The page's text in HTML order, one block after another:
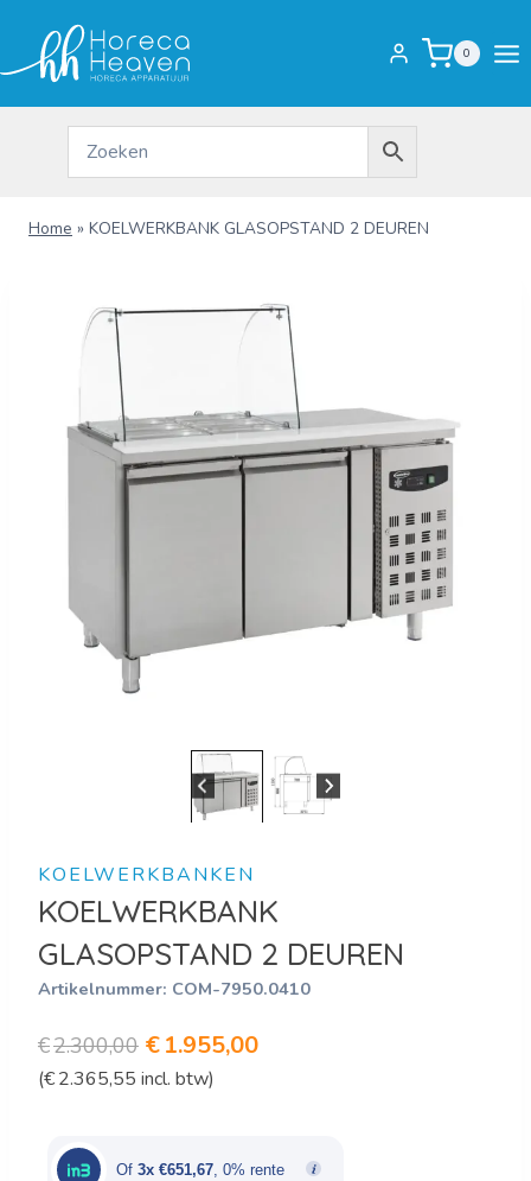
inhoud
0
Home » KOELWERKBANK GLASOPSTAND 2 DEUREN
KOELWERKBANKEN
KOELWERKBANK
GLASOPSTAND 2 DEUREN
Artikelnummer: COM-7950.0410
€2.300,00 Oorspronkelijke
prijs
€2.300,00.
€1.955,00Huidige
€1.955,00.
(€2.365,55 incl. btw)
Of 3x €651,67, 0% rente